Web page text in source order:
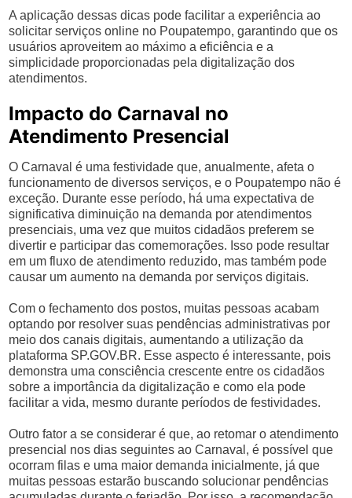
A aplicação dessas dicas pode facilitar a experiência ao
solicitar serviços online no Poupatempo, garantindo que os
usuários aproveitem ao máximo a eficiência e a
simplicidade proporcionadas pela digitalização dos
atendimentos.
Impacto do Carnaval no
Atendimento Presencial
O Carnaval é uma festividade que, anualmente, afeta o
funcionamento de diversos serviços, e o Poupatempo não é
exceção. Durante esse período, há uma expectativa de
significativa diminuição na demanda por atendimentos
presenciais, uma vez que muitos cidadãos preferem se
divertir e participar das comemorações. Isso pode resultar
em um fluxo de atendimento reduzido, mas também pode
causar um aumento na demanda por serviços digitais.
Com o fechamento dos postos, muitas pessoas acabam
optando por resolver suas pendências administrativas por
meio dos canais digitais, aumentando a utilização da
plataforma SP.GOV.BR. Esse aspecto é interessante, pois
demonstra uma consciência crescente entre os cidadãos
sobre a importância da digitalização e como ela pode
facilitar a vida, mesmo durante períodos de festividades.
Outro fator a se considerar é que, ao retomar o atendimento
presencial nos dias seguintes ao Carnaval, é possível que
ocorram filas e uma maior demanda inicialmente, já que
muitas pessoas estarão buscando solucionar pendências